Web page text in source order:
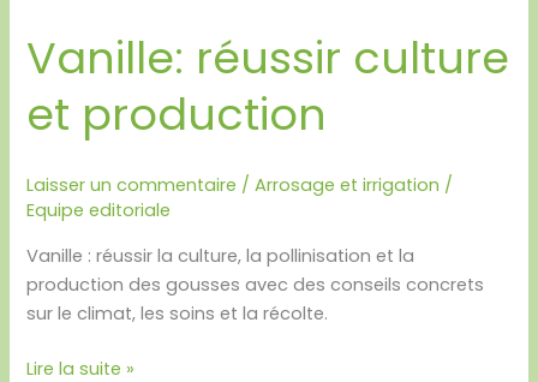
Vanille: réussir culture
et production
Laisser un commentaire /Arrosage et irrigation /
Equipe editoriale
Vanille : réussir la culture, la pollinisation et la
production des gousses avec des conseils concrets
sur le climat, les soins et la récolte.
culture
et
production
Lire la suite »